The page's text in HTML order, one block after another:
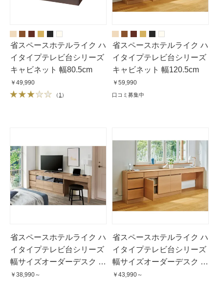
省スペースホテルライク ハ
イタイプテレビ台シリーズ
キャビネット 幅80.5cm
￥49,990
（ 1 ）
省スペースホテルライク ハ
イタイプテレビ台シリーズ
キャビネット 幅120.5cm
￥59,990
口コミ募集中
省スペースホテルライク ハ
イタイプテレビ台シリーズ
幅サイズオーダーデスク 幅
70cm〜90cm
￥38,990～
省スペースホテルライク ハ
イタイプテレビ台シリーズ
幅サイズオーダーデスク 幅
91cm〜120cm
￥43,990～